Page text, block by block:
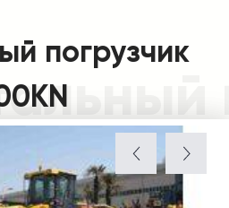
погрузчик